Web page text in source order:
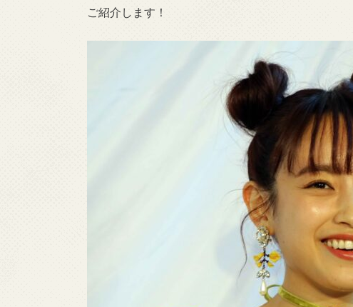
ご紹介します！